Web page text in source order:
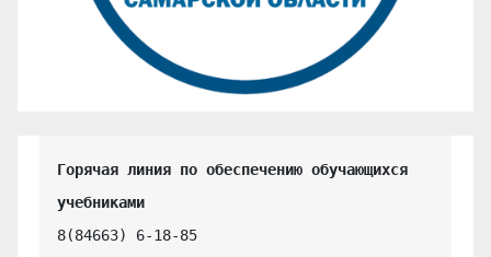
Горячая линия по обеспечению обучающихся
учебниками
8(84663) 6-18-85